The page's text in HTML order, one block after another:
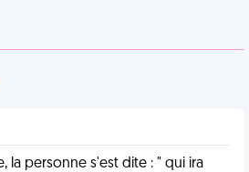
la personne s'est dite : " qui ira